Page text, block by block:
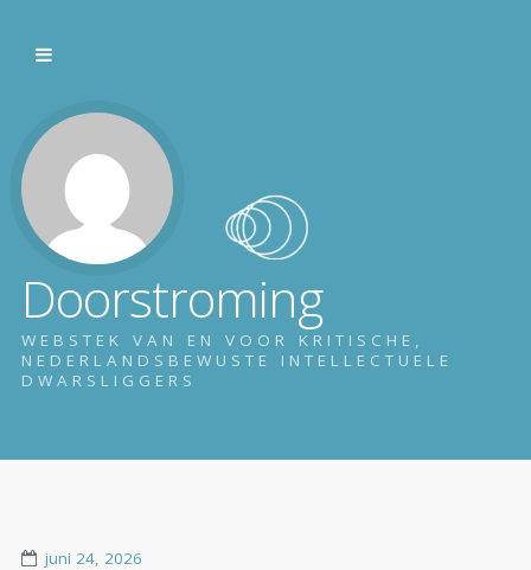
Doorstroming
WEBSTEK VAN EN VOOR KRITISCHE,
NEDERLANDSBEWUSTE INTELLECTUELE
DWARSLIGGERS
juni 24, 2026